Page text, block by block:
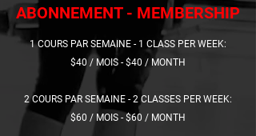
ABONNEMENT - MEMBERSHIP
1 COURS PAR SEMAINE - 1 CLASS PER WEEK:
$40 / MOIS - $40 / MONTH
2 COURS PAR SEMAINE - 2 CLASSES PER WEEK:
$60 / MOIS - $60 / MONTH